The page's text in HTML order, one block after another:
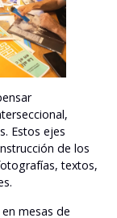
Estos ejes
de los
textos,
mesas de